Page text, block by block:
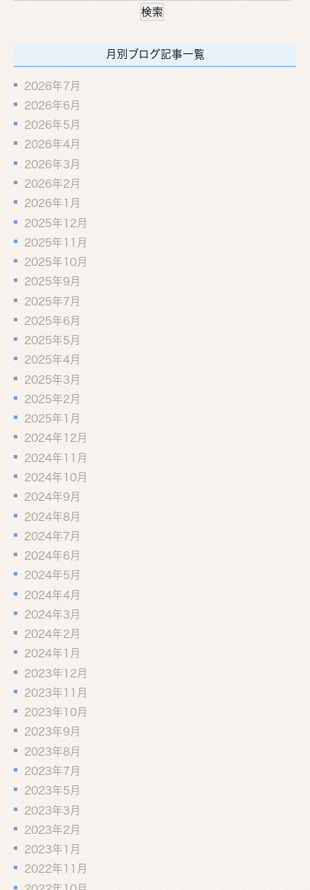
月別ブログ記事一覧
2026年7月
2026年6月
2026年5月
2026年4月
2026年3月
2026年2月
2026年1月
2025年12月
2025年11月
2025年10月
2025年9月
2025年7月
2025年6月
2025年5月
2025年4月
2025年3月
2025年2月
2025年1月
2024年12月
2024年11月
2024年10月
2024年9月
2024年8月
2024年7月
2024年6月
2024年5月
2024年4月
2024年3月
2024年2月
2024年1月
2023年12月
2023年11月
2023年10月
2023年9月
2023年8月
2023年7月
2023年5月
2023年3月
2023年2月
2023年1月
2022年11月